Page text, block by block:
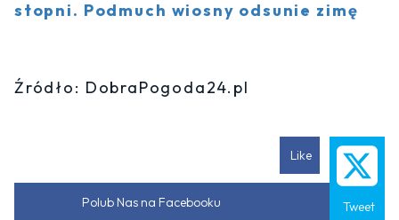
stopni. Podmuch wiosny odsunie zimę
Źródło: DobraPogoda24.pl
Like
Tweet
Polub Nas na Facebooku